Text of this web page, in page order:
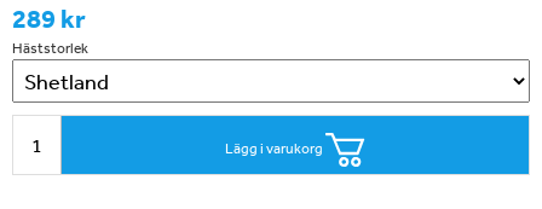
289 kr
Häststorlek
Lägg i varukorg